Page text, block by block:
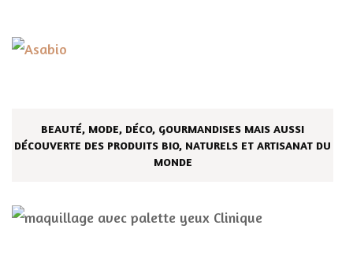
BEAUTÉ, MODE, DÉCO, GOURMANDISES MAIS AUSSI
DÉCOUVERTE DES PRODUITS BIO, NATURELS ET ARTISANAT DU
MONDE